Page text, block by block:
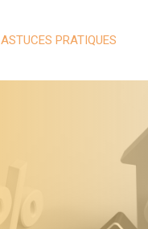
ASTUCES PRATIQUES